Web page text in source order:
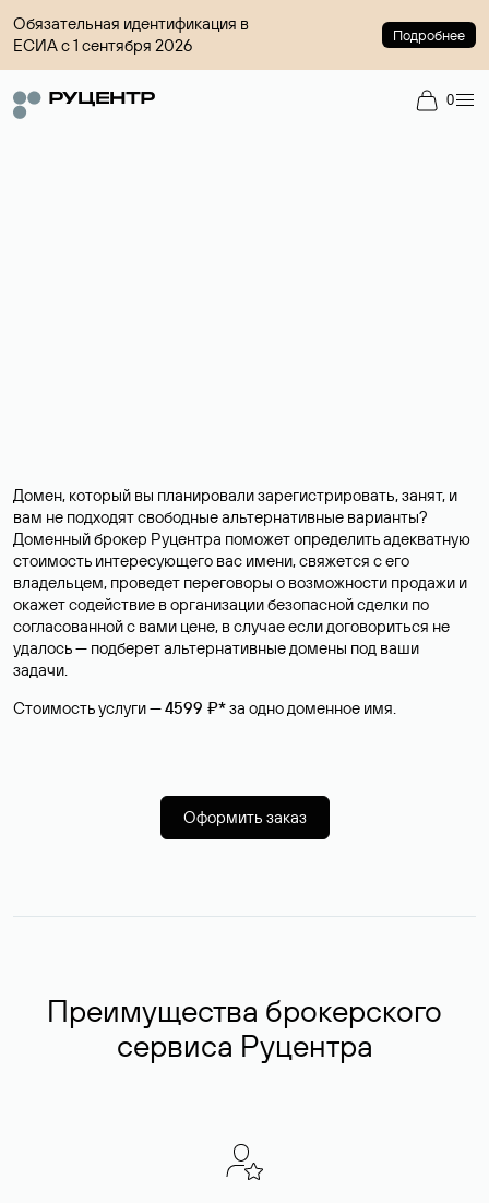
Обязательная идентификация в
ЕСИА с 1 сентября 2026
Подробнее
0
Домен, который вы планировали зарегистрировать, занят, и
вам не подходят свободные альтернативные варианты?
Доменный брокер Руцентра поможет определить адекватную
стоимость интересующего вас имени, свяжется с его
владельцем, проведет переговоры о возможности продажи и
окажет содействие в организации безопасной сделки по
согласованной с вами цене, в случае если договориться не
удалось — подберет альтернативные домены под ваши
задачи.
Стоимость услуги —4599 ₽*за одно доменное имя.
Оформить заказ
Преимущества брокерского
сервиса Руцентра